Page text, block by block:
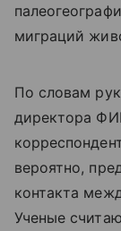
миграций
По словам
директора
вероятно,
контакта
Ученые